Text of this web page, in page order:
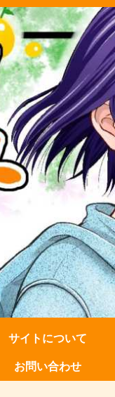
サイトについて
お問い合わせ